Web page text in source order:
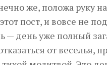
же, положа руку
пост, и вовсе не
— день уже полный
от веселья,